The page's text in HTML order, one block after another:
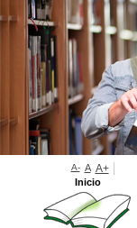
A- A A+
Inicio